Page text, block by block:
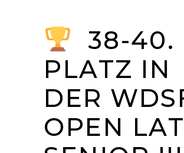
38-40.
PLATZ IN
DER
OPEN